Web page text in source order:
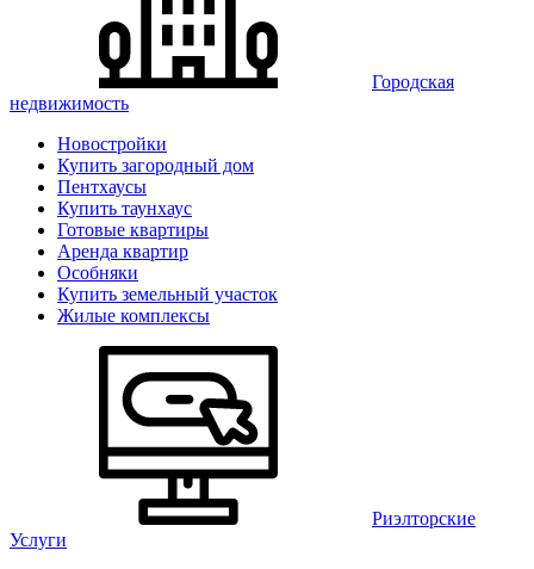
Городская
недвижимость
Новостройки
Купить загородный дом
Пентхаусы
Купить таунхаус
Готовые квартиры
Аренда квартир
Особняки
Купить земельный участок
Жилые комплексы
Риэлторские
Услуги